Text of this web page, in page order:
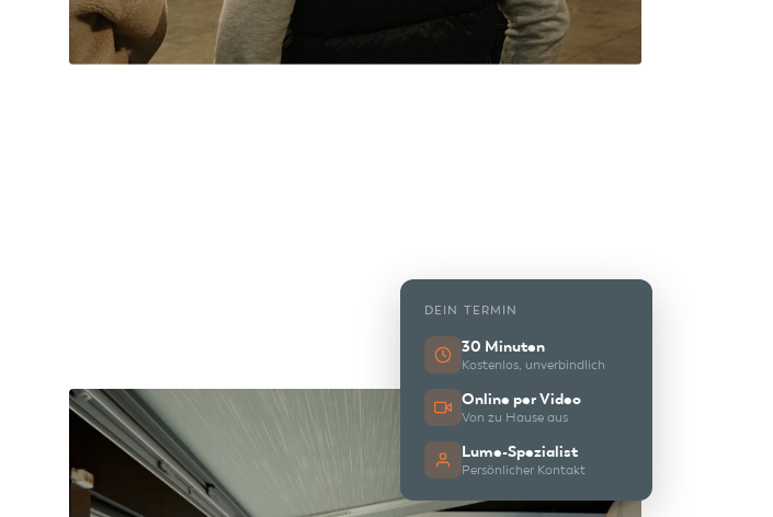
DEIN TERMIN
30 Minuten
Kostenlos, unverbindlich
Online per Video
Von zu Hause aus
Lume-Spezialist
Persönlicher Kontakt